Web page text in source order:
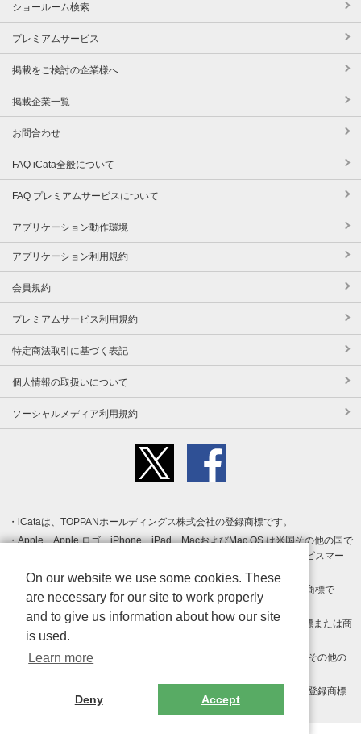
ショールーム検索
プレミアムサービス
掲載をご検討の企業様へ
掲載企業一覧
お問合わせ
FAQ iCata全般について
FAQ プレミアムサービスについて
アプリケーション動作環境
アプリケーション利用規約
会員規約
プレミアムサービス利用規約
特定商法取引に基づく表記
個人情報の取扱いについて
ソーシャルメディア利用規約
iCataは、TOPPANホールディングス株式会社の登録商標です。
Apple、Apple ロゴ、iPhone、iPad、MacおよびMac OS は米国その他の国で
登録された Apple Inc. の商標です。App Store は Apple Inc. のサービスマー
クです。
Android、Google Play および Google Play ロゴ は Google LLC の商標で
す。
Windows は Microsoft Inc.の米国およびその他の国における登録商標または商
標です。
Adobe、Adobe Reader、Adobe PDF は、Adobe Inc.の米国およびその他の
その他、記載されている会社名、商品名、ロゴは各社の商標または登録商標
On our website we use some cookies. These
are necessary for our site to work properly
and to give us information about how our site
is used.
Learn more
Deny Accept